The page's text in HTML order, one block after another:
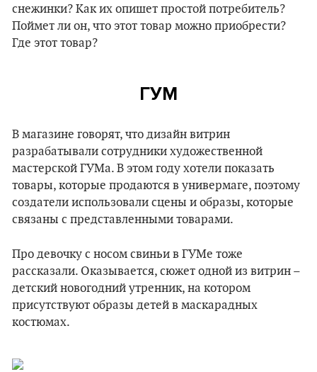
снежинки? Как их опишет простой потребитель?
Поймет ли он, что этот товар можно приобрести?
Где этот товар?
ГУМ
В магазине говорят, что дизайн витрин
разрабатывали сотрудники художественной
мастерской ГУМа. В этом году хотели показать
товары, которые продаются в универмаге, поэтому
создатели использовали сцены и образы, которые
связаны с представленными товарами.
Про девочку с носом свиньи в ГУМе тоже
рассказали. Оказывается, сюжет одной из витрин –
детский новогодний утренник, на котором
присутствуют образы детей в маскарадных
костюмах.